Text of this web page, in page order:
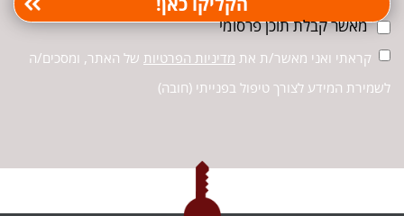
מאשר קבלת תוכן פרסומי
קראתי ואני מאשר/ת את מדיניות הפרטיות של האתר, ומסכים/ה
לשמירת המידע לצורך טיפול בפנייתי (חובה)